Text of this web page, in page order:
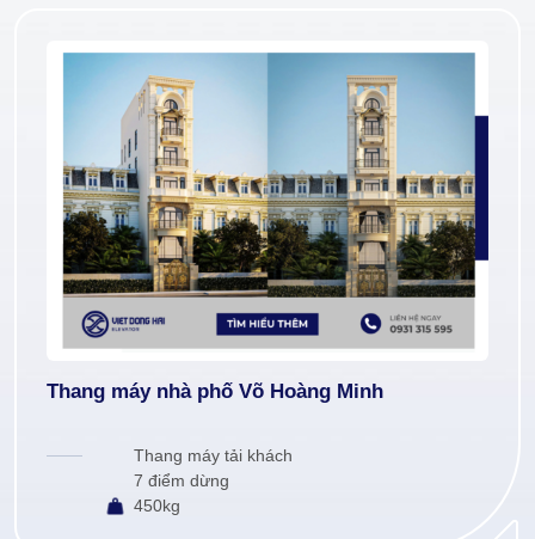
Thang máy nhà phố Võ Hoàng Minh
Thang máy tải khách
7 điểm dừng
450kg